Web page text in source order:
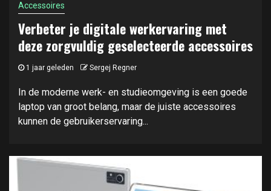
Accessoires
Verbeter je digitale werkervaring met
deze zorgvuldig geselecteerde accessoires
1 jaar geleden Sergej Regner
In de moderne werk- en studieomgeving is een goede
laptop van groot belang, maar de juiste accessoires
kunnen de gebruikerservaring...